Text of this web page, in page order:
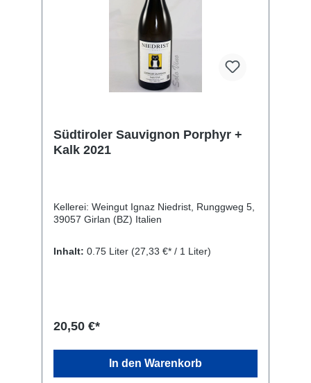
Südtiroler Sauvignon Porphyr +
Kalk 2021
Kellerei: Weingut Ignaz Niedrist, Runggweg 5,
39057 Girlan (BZ) Italien
Inhalt: 0.75 Liter (27,33 €* / 1 Liter)
20,50 €*
In den Warenkorb